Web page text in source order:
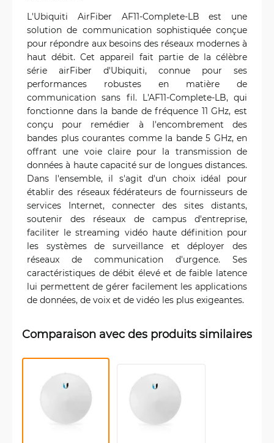
L'Ubiquiti AirFiber AF11-Complete-LB est une
solution de communication sophistiquée conçue
pour répondre aux besoins des réseaux modernes à
haut débit. Cet appareil fait partie de la célèbre
série airFiber d'Ubiquiti, connue pour ses
performances robustes en matière de
communication sans fil. L'AF11-Complete-LB, qui
fonctionne dans la bande de fréquence 11 GHz, est
conçu pour remédier à l'encombrement des
bandes plus courantes comme la bande 5 GHz, en
offrant une voie claire pour la transmission de
données à haute capacité sur de longues distances.
Dans l'ensemble, il s'agit d'un choix idéal pour
établir des réseaux fédérateurs de fournisseurs de
services Internet, connecter des sites distants,
soutenir des réseaux de campus d'entreprise,
faciliter le streaming vidéo haute définition pour
les systèmes de surveillance et déployer des
réseaux de communication d'urgence. Ses
caractéristiques de débit élevé et de faible latence
lui permettent de gérer facilement les applications
de données, de voix et de vidéo les plus exigeantes.
Comparaison avec des produits similaires